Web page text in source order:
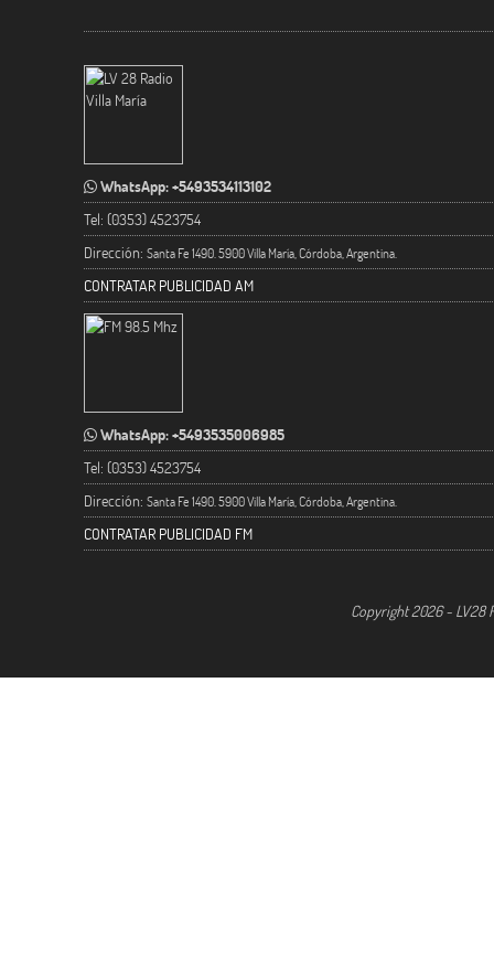
WhatsApp: +5493534113102
Tel: (0353) 4523754
Dirección: Santa Fe 1490. 5900 Villa María, Córdoba, Argentina.
CONTRATAR PUBLICIDAD AM
WhatsApp: +5493535006985
Tel: (0353) 4523754
Dirección: Santa Fe 1490. 5900 Villa María, Córdoba, Argentina.
CONTRATAR PUBLICIDAD FM
Copyright 2026 - LV28